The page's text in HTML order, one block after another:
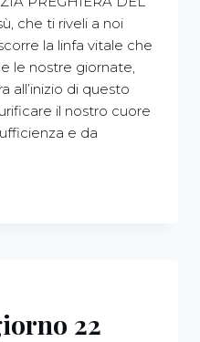
che ti riveli a noi
la linfa vitale che
le nostre giornate,
all’inizio di questo
il nostro cuore
e da
22